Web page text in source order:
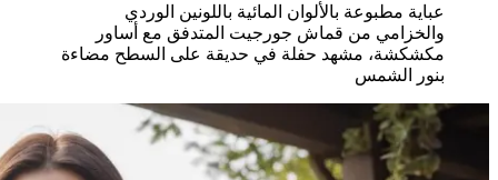
عباية مطبوعة بالألوان المائية باللونين الوردي
والخزامي من قماش جورجيت المتدفق مع أساور
مكشكشة، مشهد حفلة في حديقة على السطح مضاءة
بنور الشمس